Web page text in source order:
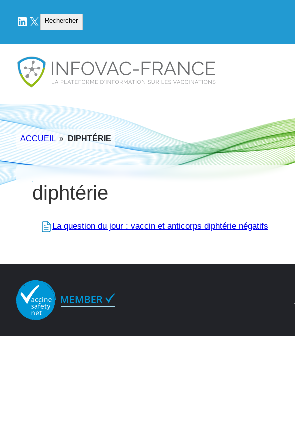
LinkedIn
X Rechercher
Rechercher
ACCUEIL » DIPHTÉRIE
diphtérie
La question du jour : vaccin et anticorps diphtérie négatifs